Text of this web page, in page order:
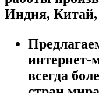
Индия,
интернет-
всегда